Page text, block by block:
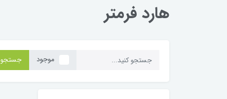
هارد فرمتر
موجود جستجو